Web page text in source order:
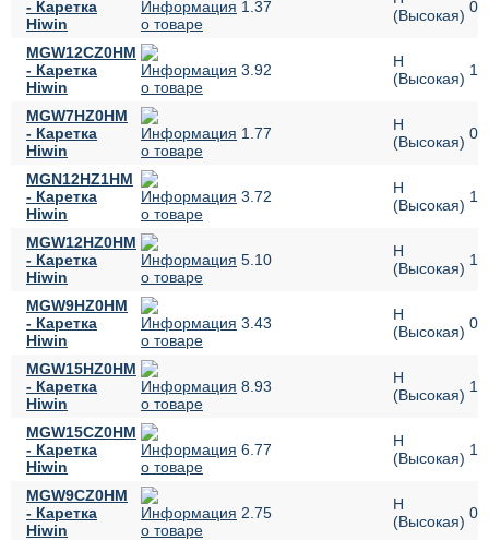
- Каретка
Hiwin
1.37
(Высокая) 07
MGW12CZ0HM
- Каретка
Hiwin
3.92
H
(Высокая) 12
MGW7HZ0HM
- Каретка
Hiwin
1.77
H
(Высокая) 07
MGN12HZ1HM
- Каретка
Hiwin
3.72
H
(Высокая) 12
MGW12HZ0HM
- Каретка
Hiwin
5.10
H
(Высокая) 12
MGW9HZ0HM
- Каретка
Hiwin
3.43
H
(Высокая) 09
MGW15HZ0HM
- Каретка
Hiwin
8.93
H
(Высокая) 15
MGW15CZ0HM
- Каретка
Hiwin
6.77
H
(Высокая) 15
MGW9CZ0HM
- Каретка
Hiwin
2.75
H
(Высокая) 09